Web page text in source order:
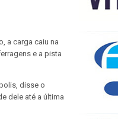
a carga caiu na
e a pista
disse o
dele até a última